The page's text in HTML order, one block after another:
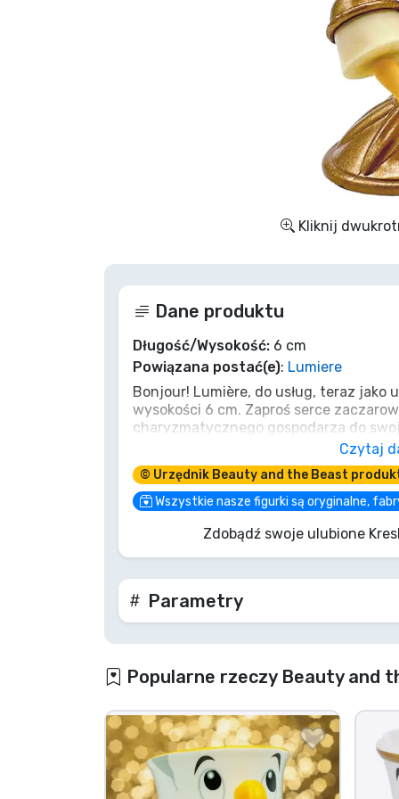
Kliknij
Dane produktu
Długość/Wysokość: 6 cm
Powiązana postać(e): Lumiere
Bonjour! Lumière, do usług, teraz jako
wysokości 6 cm. Zaproś serce
charyzmatycznego gospodarza do
świecznik rozpali radość, przypomni o
może zainspiruje do chwili „Bądź
Disneya do swojej kolekcji. C'est
fana Disneya!
Czytaj
© Urzędnik Beauty and the Beast
Wszystkie nasze figurki są oryginalne,
Zdobądź swoje ulubione
Parametry
Popularne rzeczy Beauty and
Rzeczy sportowe
Typy produktów